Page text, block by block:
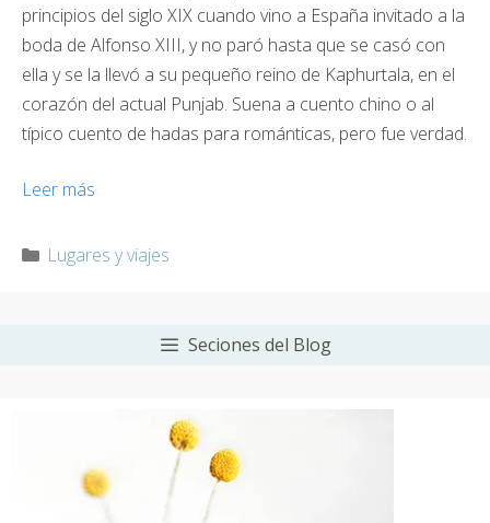
principios del siglo XIX cuando vino a España invitado a la
boda de Alfonso XIII, y no paró hasta que se casó con
ella y se la llevó a su pequeño reino de Kaphurtala, en el
corazón del actual Punjab. Suena a cuento chino o al
típico cuento de hadas para románticas, pero fue verdad.
Leer más
Categorías
Lugares y viajes
Seciones del Blog